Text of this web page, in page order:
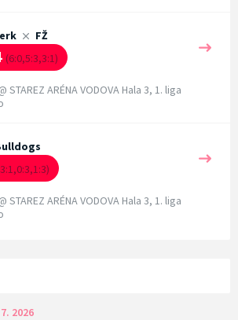
FŽ
(6:0,5:3,3:1)
STAREZ ARÉNA VODOVA Hala 3, 1. liga
STAREZ ARÉNA VODOVA Hala 3, 1. liga
2026